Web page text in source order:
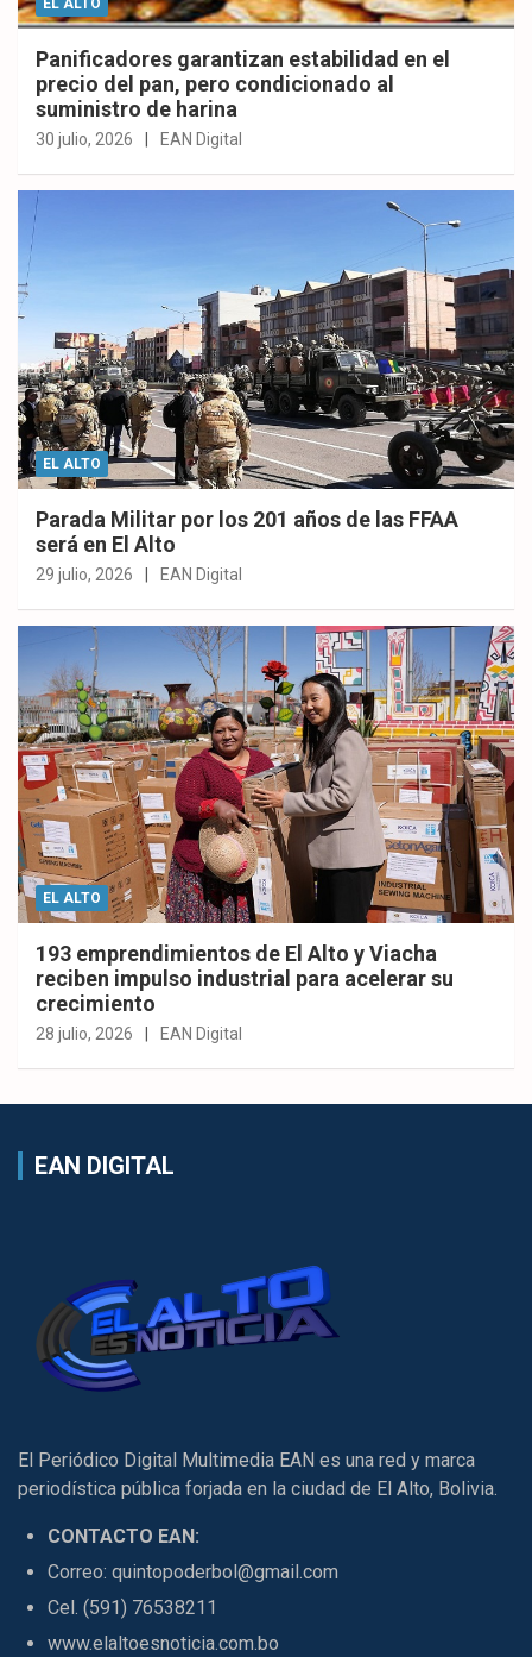
Panificadores garantizan estabilidad en el
precio del pan, pero condicionado al
suministro de harina
30 julio, 2026 EAN Digital
EL ALTO
Parada Militar por los 201 años de las FFAA
será en El Alto
29 julio, 2026 EAN Digital
EL ALTO
193 emprendimientos de El Alto y Viacha
reciben impulso industrial para acelerar su
crecimiento
28 julio, 2026 EAN Digital
EAN DIGITAL
El Periódico Digital Multimedia EAN es una red y marca
periodística pública forjada en la ciudad de El Alto, Bolivia.
CONTACTO EAN:
Correo: quintopoderbol@gmail.com
Cel. (591) 76538211
www.elaltoesnoticia.com.bo